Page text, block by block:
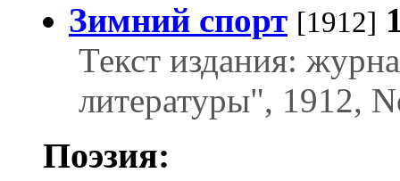
Зимний спорт [1912]
Текст издания:
литературы", 1912,
Поэзия: